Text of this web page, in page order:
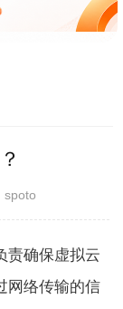
spoto
责确保虚拟云
网络传输的信